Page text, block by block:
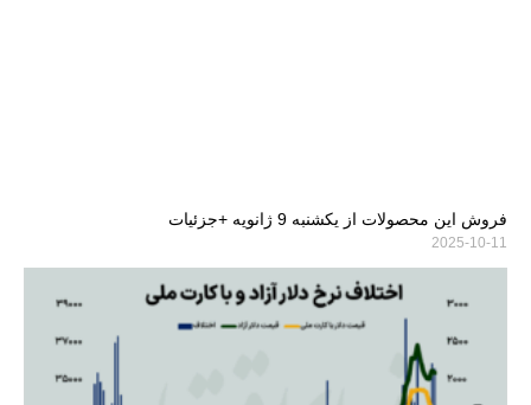
فروش این محصولات از یکشنبه 9 ژانویه +جزئیات
2025-10-11